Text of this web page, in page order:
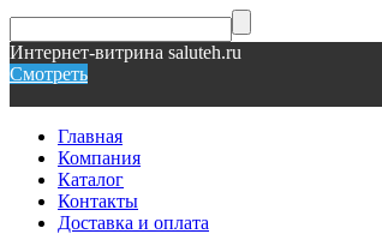
Интернет-витрина saluteh.ru
Смотреть
Главная
Компания
Каталог
Контакты
Доставка и оплата